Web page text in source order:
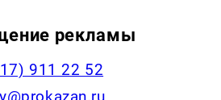
рекламы
911 22 52